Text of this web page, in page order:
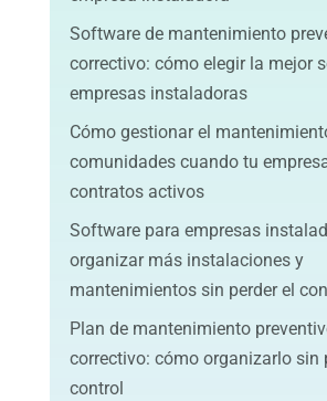
Software de mantenimiento
correctivo: cómo elegir la mejor
empresas instaladoras
Cómo gestionar el
comunidades cuando tu
contratos activos
Software para empresas
organizar más instalaciones y
mantenimientos sin perder el
Plan de mantenimiento
correctivo: cómo organizarlo sin
control